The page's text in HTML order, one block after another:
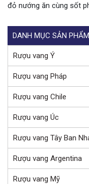
đỏ nướng ăn cùng sốt
DANH MỤC SẢN PHẨM
Rượu vang Ý
Rượu vang Pháp
Rượu vang Chile
Rượu vang Úc
Rượu vang Tây Ban
Rượu vang Argentina
Rượu vang Mỹ